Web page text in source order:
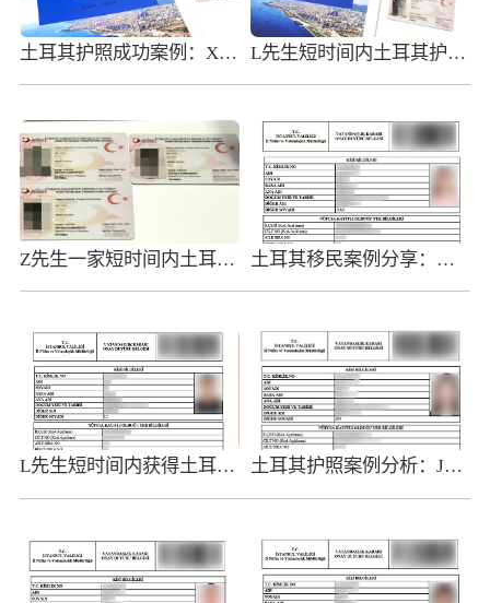
土耳其护照成功案例：X先生全家顺利获得海外护照 L先生短时间内土耳其护照获批，全球出行不再是难题!
Z先生一家短时间内土耳其护照获批，将极大的助力子女教育 土耳其移民案例分享：恭喜J先生短时间内获得土耳其护照
L先生短时间内获得土耳其移民身份，完美解决资产筹划难题 土耳其护照案例分析：J女士拿到欧洲大国身份，规划自身财产更轻松